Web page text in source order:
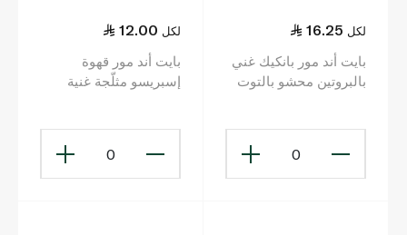
16.25 لكل
بايت أند مور بانكيك غني
بالبروتين محشو بالتوت
0
12.00 لكل
بايت أند مور قهوة
إسبريسو مثلّجة غنية
0